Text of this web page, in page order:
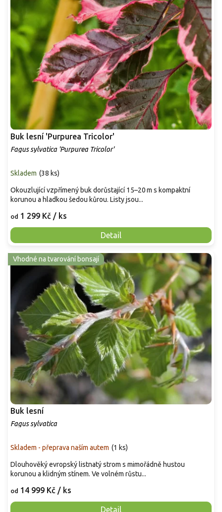
Buk lesní 'Purpurea Tricolor'
Fagus sylvatica 'Purpurea Tricolor'
Skladem (38 ks)
od 1 299 Kč / ks
Detail
Okouzlující vzpřímený buk dorůstající 15–20 m s kompaktní
korunou a hladkou šedou kůrou. Listy jsou...
Vhodné na tvarování bonsají
Buk lesní
Fagus sylvatica
Skladem - přeprava naším autem (1 ks)
od 14 999 Kč / ks
Detail
Dlouhověký evropský listnatý strom s mimořádně hustou
korunou a klidným stínem. Ve volném růstu...